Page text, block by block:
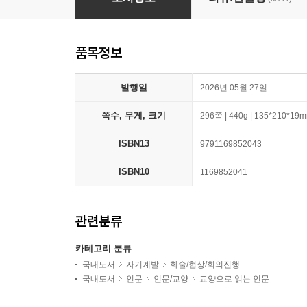
품목정보
발행일 2026년 05월 27일
쪽수, 무게, 크기 296쪽 | 440g |
ISBN13 9791169852043
ISBN10 1169852041
관련분류
카테고리 분류
국내도서 자기계발
화술/협상/회의진행
국내도서
인문 인문/교양 교양으로 읽는 인문